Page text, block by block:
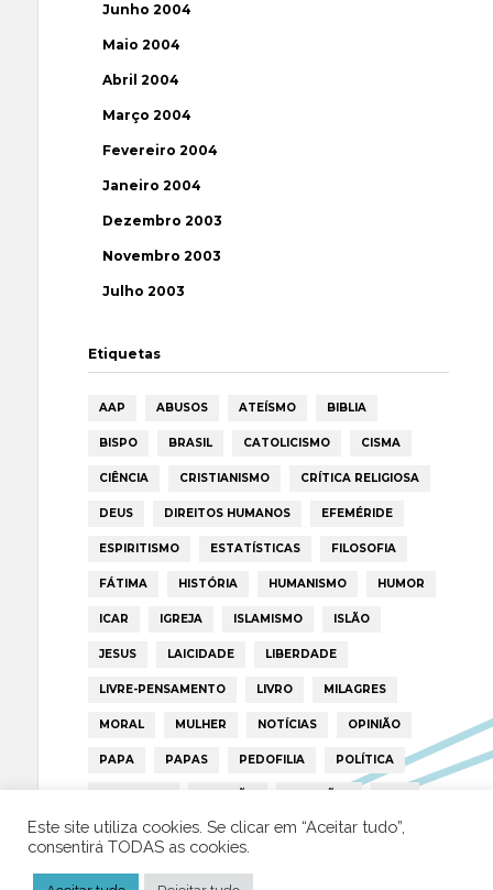
Junho 2004
Maio 2004
Abril 2004
Março 2004
Fevereiro 2004
Janeiro 2004
Dezembro 2003
Novembro 2003
Julho 2003
Etiquetas
AAP ABUSOS ATEÍSMO BIBLIA
BISPO BRASIL CATOLICISMO CISMA
CIÊNCIA CRISTIANISMO CRÍTICA RELIGIOSA
DEUS DIREITOS HUMANOS EFEMÉRIDE
ESPIRITISMO ESTATÍSTICAS FILOSOFIA
FÁTIMA HISTÓRIA HUMANISMO HUMOR
ICAR IGREJA ISLAMISMO ISLÃO
JESUS LAICIDADE LIBERDADE
LIVRE-PENSAMENTO LIVRO MILAGRES
MORAL MULHER NOTÍCIAS OPINIÃO
PAPA PAPAS PEDOFILIA POLÍTICA
PORTUGAL RELIGIÃO RELIGIÕES RTP
TRUMP VATICANO
Este site utiliza cookies. Se clicar em “Aceitar tudo”,
consentirá TODAS as cookies.